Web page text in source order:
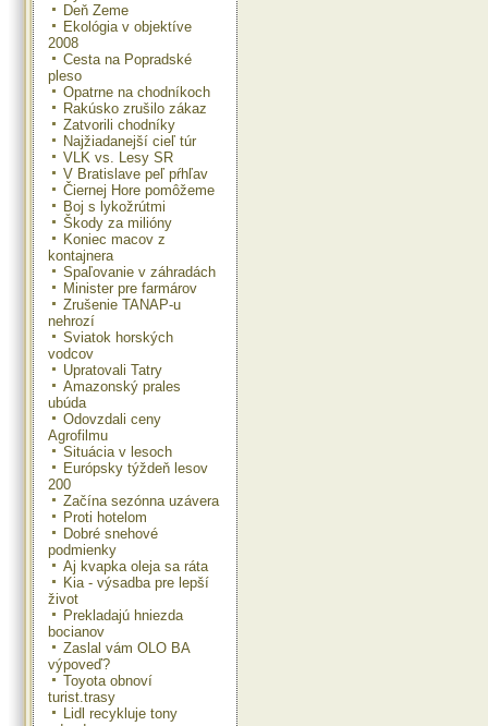
Deň Zeme
Ekológia v objektíve
2008
Cesta na Popradské
pleso
Opatrne na chodníkoch
Rakúsko zrušilo zákaz
Zatvorili chodníky
Najžiadanejší cieľ túr
VLK vs. Lesy SR
V Bratislave peľ pŕhľav
Čiernej Hore pomôžeme
Boj s lykožrútmi
Škody za milióny
Koniec macov z
kontajnera
Spaľovanie v záhradách
Minister pre farmárov
Zrušenie TANAP-u
nehrozí
Sviatok horských
vodcov
Upratovali Tatry
Amazonský prales
ubúda
Odovzdali ceny
Agrofilmu
Situácia v lesoch
Európsky týždeň lesov
200
Začína sezónna uzávera
Proti hotelom
Dobré snehové
podmienky
Aj kvapka oleja sa ráta
Kia - výsadba pre lepší
život
Prekladajú hniezda
bocianov
Zaslal vám OLO BA
výpoveď?
Toyota obnoví
turist.trasy
Lidl recykluje tony